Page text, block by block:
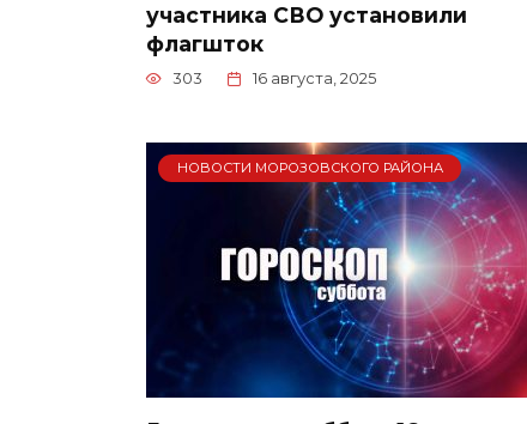
участника СВО установили
флагшток
303 16 августа, 2025
НОВОСТИ МОРОЗОВСКОГО РАЙОНА